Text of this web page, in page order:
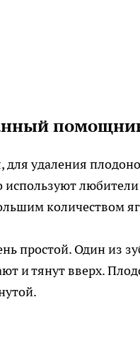
для удаления
используют
количеством
простой. Один из
и тянут вверх.